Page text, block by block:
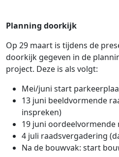
Planning doorkijk
Op 29 maart is tijdens de
doorkijk gegeven in de
project. Deze is als volgt:
Mei/juni start
13 juni beeldvormende
inspreken)
19 juni oordeelvormende
4 juli raadsvergadering
Na de bouwvak: start